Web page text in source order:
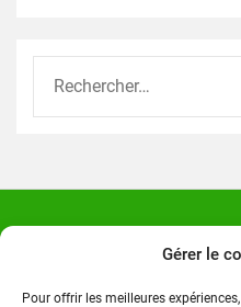
Gérer le
Pour offrir les meilleures
Directeur de